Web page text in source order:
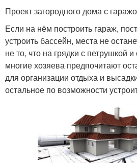
Проект загородного дома с
Если на нём построить гараж,
устроить бассейн, места не
не то, что на грядки с петрушкой
многие хозяева предпочитают
для организации отдыха и
остальное по возможности